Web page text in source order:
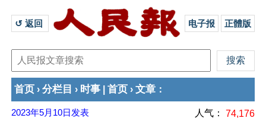
↺ 返回 电子报 正體版
首页 › 分栏目 › 时事 首页 › 文章 ：
2023年5月10日 发表 人气： 74,176